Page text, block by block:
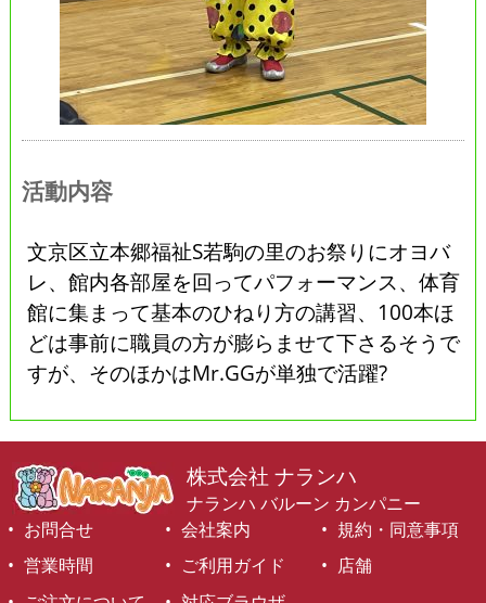
活動内容
文京区立本郷福祉S若駒の里のお祭りにオヨバ
レ、館内各部屋を回ってパフォーマンス、体育
館に集まって基本のひねり方の講習、100本ほ
どは事前に職員の方が膨らませて下さるそうで
すが、そのほかはMr.GGが単独で活躍?
株式会社 ナランハ
ナランハ バルーン カンパニー
お問合せ
会社案内
規約・同意事項
営業時間
ご利用ガイド
店舗